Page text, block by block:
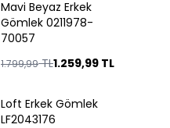
%30
Mavi Beyaz Erkek
Gömlek 0211978-
70057
1.799,99TL1.259,99 TL
% 35
Loft Erkek Gömlek
LF2043176